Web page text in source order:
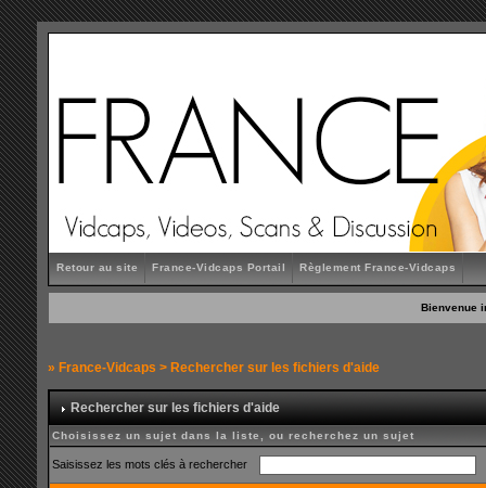
Retour au site France-Vidcaps Portail Règlement France-Vidcaps
Bienvenue
» France-Vidcaps > Rechercher sur les fichiers d'aide
Rechercher sur les fichiers d'aide
Choisissez un sujet dans la liste, ou recherchez un sujet
Saisissez les mots clés à rechercher